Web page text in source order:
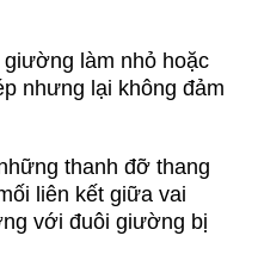
làm nhỏ hoặc
nhưng lại không đảm
thanh đỡ thang
liên kết giữa vai
với đuôi giường bị